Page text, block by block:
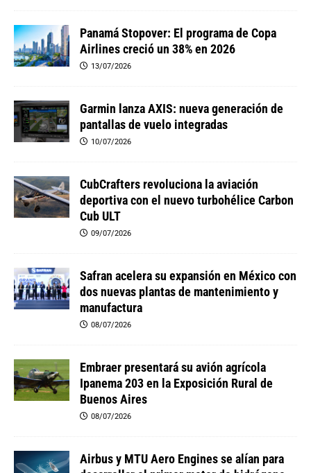
Panamá Stopover: El programa de Copa
Airlines creció un 38% en 2026
13/07/2026
Garmin lanza AXIS: nueva generación de
pantallas de vuelo integradas
10/07/2026
CubCrafters revoluciona la aviación
deportiva con el nuevo turbohélice Carbon
Cub ULT
09/07/2026
Safran acelera su expansión en México con
dos nuevas plantas de mantenimiento y
manufactura
08/07/2026
Embraer presentará su avión agrícola
Ipanema 203 en la Exposición Rural de
Buenos Aires
08/07/2026
Airbus y MTU Aero Engines se alían para